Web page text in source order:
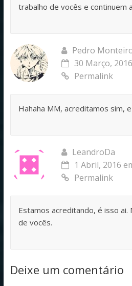
trabalho de vocês e continuem
Pedro
30 Março,
Permalink
Hahaha MM, acreditamos sim,
LeandroDa
1 Abril, 2016
Permalink
Estamos acreditando, é isso
de vocês.
Deixe um comentário